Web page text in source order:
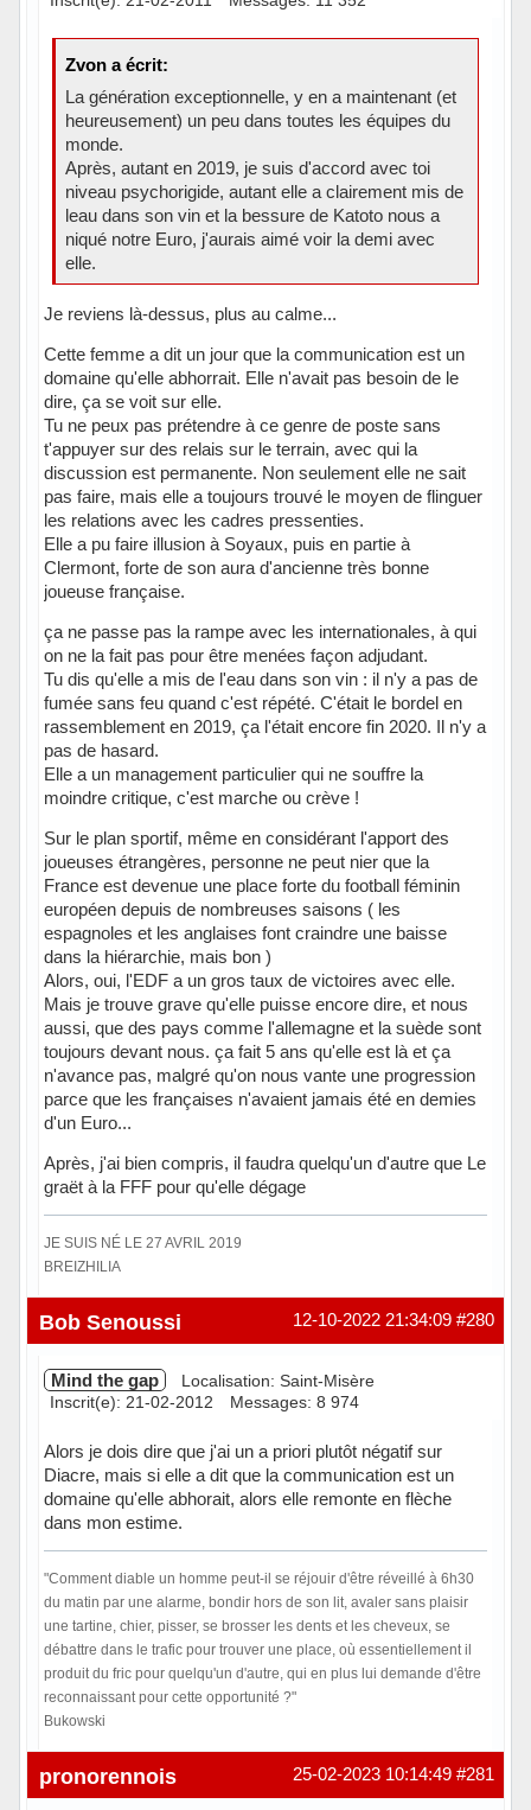
Zvon a écrit:
La génération exceptionnelle, y en a maintenant (et
heureusement) un peu dans toutes les équipes du
monde.
Après, autant en 2019, je suis d'accord avec toi
niveau psychorigide, autant elle a clairement mis de
leau dans son vin et la bessure de Katoto nous a
niqué notre Euro, j'aurais aimé voir la demi avec
elle.
Je reviens là-dessus, plus au calme...
Cette femme a dit un jour que la communication est un
domaine qu'elle abhorrait. Elle n'avait pas besoin de le
dire, ça se voit sur elle.
Tu ne peux pas prétendre à ce genre de poste sans
t'appuyer sur des relais sur le terrain, avec qui la
discussion est permanente. Non seulement elle ne sait
pas faire, mais elle a toujours trouvé le moyen de flinguer
les relations avec les cadres pressenties.
Elle a pu faire illusion à Soyaux, puis en partie à
Clermont, forte de son aura d'ancienne très bonne
joueuse française.
ça ne passe pas la rampe avec les internationales, à qui
on ne la fait pas pour être menées façon adjudant.
Tu dis qu'elle a mis de l'eau dans son vin : il n'y a pas de
fumée sans feu quand c'est répété. C'était le bordel en
rassemblement en 2019, ça l'était encore fin 2020. Il n'y a
pas de hasard.
Elle a un management particulier qui ne souffre la
moindre critique, c'est marche ou crève !
Sur le plan sportif, même en considérant l'apport des
joueuses étrangères, personne ne peut nier que la
France est devenue une place forte du football féminin
européen depuis de nombreuses saisons ( les
espagnoles et les anglaises font craindre une baisse
dans la hiérarchie, mais bon )
Alors, oui, l'EDF a un gros taux de victoires avec elle.
Mais je trouve grave qu'elle puisse encore dire, et nous
aussi, que des pays comme l'allemagne et la suède sont
toujours devant nous. ça fait 5 ans qu'elle est là et ça
n'avance pas, malgré qu'on nous vante une progression
parce que les françaises n'avaient jamais été en demies
d'un Euro...
Après, j'ai bien compris, il faudra quelqu'un d'autre que Le
graët à la FFF pour qu'elle dégage
JE SUIS NÉ LE 27 AVRIL 2019
BREIZHILIA
Hors ligne #280
12-10-2022 21:34:09
Bob Senoussi
Mind the gap
Localisation: Saint-Misère
Inscrit(e): 21-02-2012
Messages: 8 974
Alors je dois dire que j'ai un a priori plutôt négatif sur
Diacre, mais si elle a dit que la communication est un
domaine qu'elle abhorait, alors elle remonte en flèche
dans mon estime.
"Comment diable un homme peut-il se réjouir d'être réveillé à 6h30
du matin par une alarme, bondir hors de son lit, avaler sans plaisir
une tartine, chier, pisser, se brosser les dents et les cheveux, se
débattre dans le trafic pour trouver une place, où essentiellement il
produit du fric pour quelqu'un d'autre, qui en plus lui demande d'être
reconnaissant pour cette opportunité ?"
Bukowski
Hors ligne #281
25-02-2023 10:14:49
pronorennois